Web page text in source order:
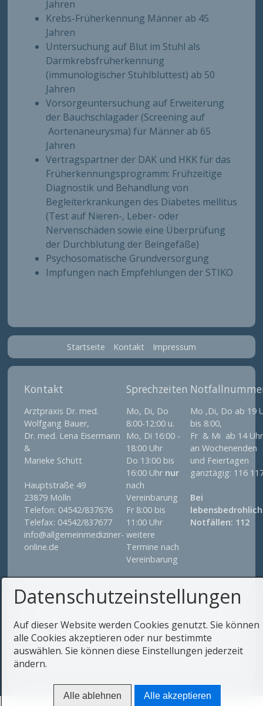
Jahren
Krebs-Früherkennung Männer ab 45
Jahren
Untersuchung auf Blut im Stuhl als
Darmkrebsfrüherkennung
(immunologischer Stuhlbluttest) ab 50
Jahren
Vorsorgeuntersuchung auf Erweiterung
der Bauchschlagader (Screening auf
Aortenaneurysma) für Männer ab 65
Jahren
Vertragspartner der DAK und HKK für das
Früherkennungsprogramm: Frühzeitige
Diagnostik und Behandlung von
Begleiterkrankungen des Diabetes mellitus
(Test auf Nieren-, Leber- oder
Nervenschäden sowie eine Überprüfung
der Durchblutung der Beingefäße)
Psychosomatische Grundversorgung
Impfungen nach Empfehlungen der STIKO
Startseite Kontakt Impressum
Kontakt
Arztpraxis Dr. med.
Wolfgang Bauer,
Dr. med. Lena Eisermann
&
Marieke Schütt
Hauptstraße 49
23879 Mölln
Telefon: 04542/837676
Telefax: 04542/837677
info@allgemeinmediziner-
online.de
Sprechzeiten
Mo, Di, Do
8:00-12:00 u.
Mo, Di 16:00 -
18:00 Uhr
Do 13:00 bis
16:00 Uhr nur
nach
Vereinbarung
Fr 8:00 bis
11:00 Uhr
weitere
Termine nach
Vereinbarung
Mo ,Di, Do ab 19
bis 8:00,
Fr & Mi ab 14
an Wochenenden
und Feiertagen
ganztägig: 116
Bei
Notfällen: 112
© 2026 Dr. med. Wolfgang Bauer, Facharzt für
Allgemeinmedizin, Dr. med. Lena Eisermann Fachärztin
für Allgemeinmedizin, Marieke Schütt, Fachärztin für
Allgemeinmedizin
Datenschutzeinstellungen
Auf dieser Website werden Cookies genutzt. Sie können
alle Cookies akzeptieren oder nur bestimmte
auswählen. Sie können diese Einstellungen jederzeit
ändern.
Alle ablehnen Alle akzeptieren